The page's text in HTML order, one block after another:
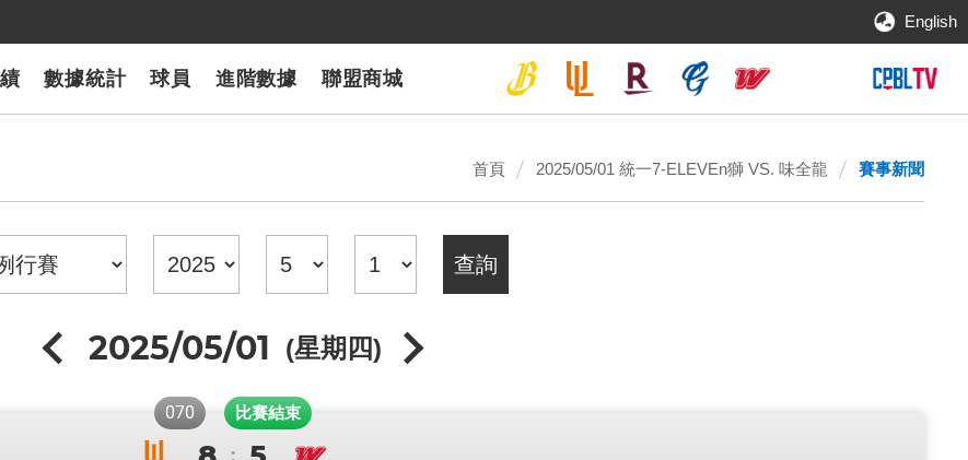
English
數據統計 球員 進階數據 聯盟商城
首頁 2025/05/01 統一7-ELEVEn獅 VS. 味全龍 賽事新聞
2025/05/01 (星期四)
070 比賽結束